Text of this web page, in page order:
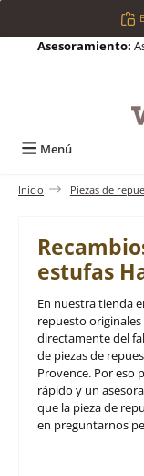
Saltar al contenido
Asesoramiento:
Menú
Inicio Piezas de
estufas
En nuestra tienda
repuesto
directamente del
de piezas de
Provence. Por eso
rápido y un
que la pieza de
en preguntarnos